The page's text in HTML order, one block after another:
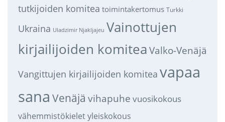
tutkijoiden komitea toimintakertomus Turkki
Ukraina Uladzimir Njakljajeu Vainottujen
kirjailijoiden komitea Valko-Venäjä
Vangittujen kirjailijoiden komitea vapaa
sana Venäjä vihapuhe vuosikokous
vähemmistökieletyleiskokous